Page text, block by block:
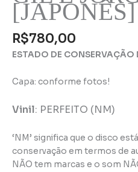
[JAPONÊS]
R$780,00
ESTADO DE CONSERVAÇÃO
Capa: conforme fotos!
Vinil: PERFEITO (NM)
‘NM’ significa que o disco
conservação em termos de
NÃO tem marcas e o som